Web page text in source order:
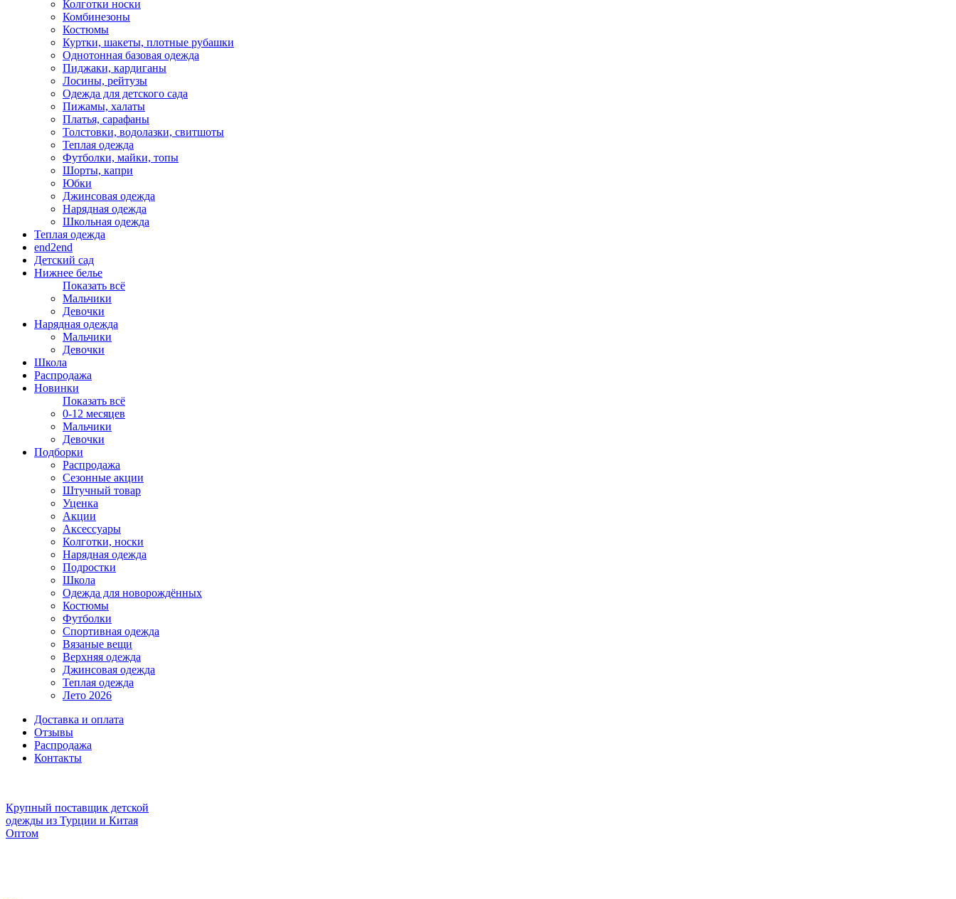
Колготки носки
Комбинезоны
Костюмы
Куртки, шакеты, плотные рубашки
Однотонная базовая одежда
Пиджаки, кардиганы
Лосины, рейтузы
Одежда для детского сада
Пижамы, халаты
Платья, сарафаны
Толстовки, водолазки, свитшоты
Теплая одежда
Футболки, майки, топы
Шорты, капри
Юбки
Джинсовая одежда
Нарядная одежда
Школьная одежда
Теплая одежда
end2end
Детский сад
Нижнее белье
Показать всё
Мальчики
Девочки
Нарядная одежда
Мальчики
Девочки
Школа
Распродажа
Новинки
Показать всё
0-12 месяцев
Мальчики
Девочки
Подборки
Распродажа
Сезонные акции
Штучный товар
Уценка
Акции
Аксессуары
Колготки, носки
Нарядная одежда
Подростки
Школа
Одежда для новорождённых
Костюмы
Футболки
Спортивная одежда
Вязаные вещи
Верхняя одежда
Джинсовая одежда
Теплая одежда
Лето 2026
Доставка и оплата
Отзывы
Распродажа
Контакты
Крупный поставщик детской
одежды из Турции и Китая
Оптом